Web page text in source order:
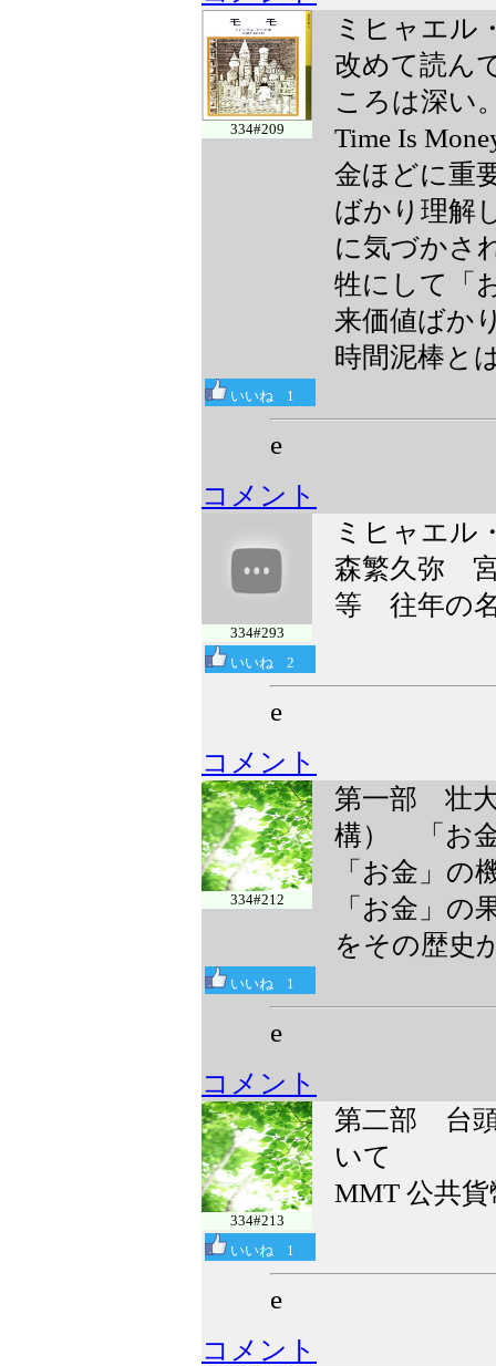
334#209
ミヒャエ
改めて読ん
ころは深い
Time Is
金ほどに重
ばかり理解
に気づかさ
牲にして「
来価値ばか
時間泥棒と
いいね 1
e
コメント
334#293
ミヒャエル
森繁久弥
等 往年の
いいね 2
e
コメント
334#212
第一部 壮
構） 「お
「お金」の
「お金」
をその歴史
いいね 1
e
コメント
334#213
第二部 台
いて
MMT 公共
いいね 1
e
コメント